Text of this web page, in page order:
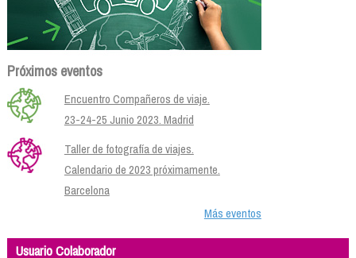
Próximos eventos
Encuentro Compañeros de viaje.
23-24-25 Junio 2023. Madrid
Taller de fotografía de viajes.
Calendario de 2023 próximamente.
Barcelona
Más eventos
Usuario Colaborador